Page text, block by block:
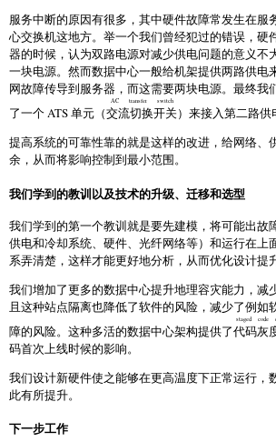
服务中断的原因有很多，其中硬件故障常发生在服
心交换机这地方。举一个我们曾经犯过的错误，硬
器的时候，认为双路电源对减少供电问题的意义不
一块电源。然而数据中心一般给机架提供两路供电
网故障传导到服务器，而这需要两块电源。最终我
了一个 ATS 单元（交流切换开关
AC transfer switch
）来接入第二路供
提高系统的可靠性靠的就是这样的改进，给网络、
余，从而将影响控制到最小范围。
我们学到的教训以及技术的升级、迁移和选型
我们学到的第一个教训就是要先建模，将可能出故
供电和冷却系统、硬件、光纤网络等）和运行在上
系弄清楚，这样才能更好地分析，从而优化设计提
我们增加了更多的数据中心提升地理容灾能力，减
且这种站点隔离也降低了软件的风险，减少了例如
障的风险。这种多活的数据中心架构提供了代码灰
staged code
码首次上线时候的影响。
我们设计新硬件使之能够在更高温度下正常运行，
此有所提升。
下一步工作